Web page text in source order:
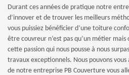
Durant ces années de pratique notre
d’innover et de trouver les meilleurs
vous puissiez bénéficier d’une toiture
être couvreur n’est pas qu’un métier mais
cette passion qui nous pousse à nous
travaux exceptionnels. Nous pouvons vous
de notre entreprise PB Couverture vous